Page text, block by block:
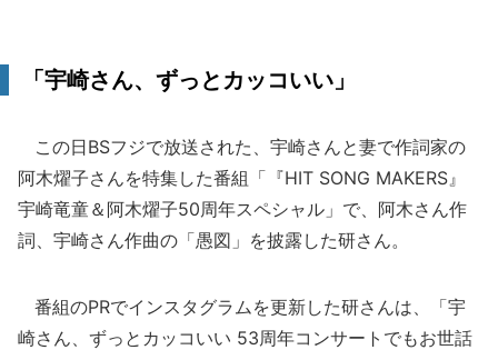
「宇崎さん、ずっとカッコいい」
この日BSフジで放送された、宇崎さんと妻で作詞家の
阿木燿子さんを特集した番組「『HIT SONG MAKERS』
宇崎竜童＆阿木燿子50周年スペシャル」で、阿木さん作
詞、宇崎さん作曲の「愚図」を披露した研さん。
番組のPRでインスタグラムを更新した研さんは、「宇
崎さん、ずっとカッコいい 53周年コンサートでもお世話